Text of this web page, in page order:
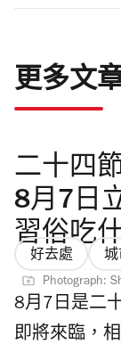
更多文
二十四
8月7日
習俗吃
好去處 城
Photograph:
8月7日是二
即將來臨，